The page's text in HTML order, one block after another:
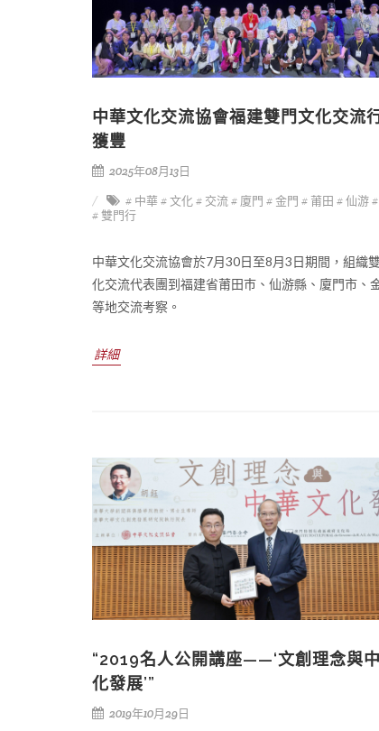
中華文化交流協會福建雙門文化交流
獲豐
2025年08月13日
# 中華# 文化# 交流# 廈門 # 金門 # 莆田 # 仙游
# 雙門行
中華文化交流協會於7月30日至8月3日期間，組織
化交流代表團到福建省莆田巿、仙游縣、廈門市、
等地交流考察。
詳細
“2019名人公開講座——‘文創理念與
化發展’”
2019年10月29日